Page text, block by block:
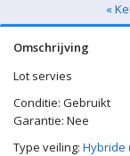
«
Omschrijving
Lot servies
Conditie: Gebruikt
Garantie: Nee
Type veiling: Hybride